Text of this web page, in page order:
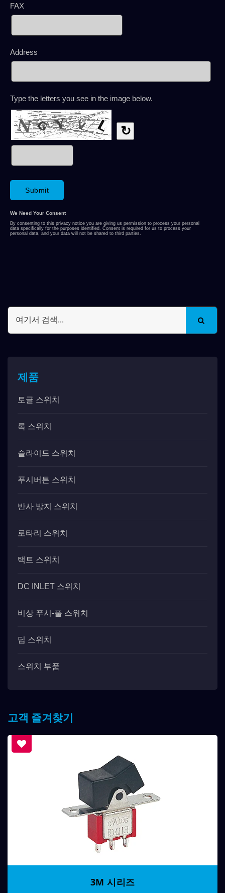
제품
토글 스위치
록 스위치
슬라이드 스위치
푸시버튼 스위치
반사 방지 스위치
로타리 스위치
택트 스위치
DC INLET 스위치
비상 푸시-풀 스위치
딥 스위치
스위치 부품
고객 즐겨찾기
3M 시리즈